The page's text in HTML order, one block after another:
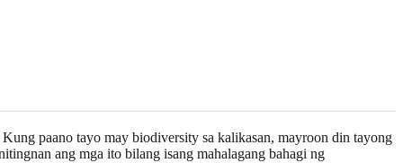
paano tayo may biodiversity sa kalikasan, mayroon din tayong
ang mga ito bilang isang mahalagang bahagi ng